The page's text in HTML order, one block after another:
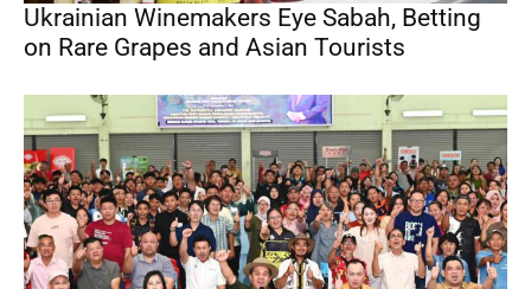
Ukrainian Winemakers Eye Sabah, Betting
on Rare Grapes and Asian Tourists